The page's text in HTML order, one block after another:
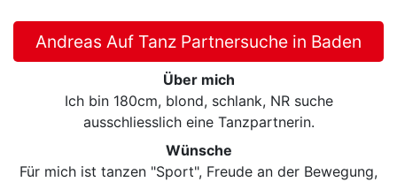
Andreas Auf Tanz Partnersuche in Baden
Über mich
Ich bin 180cm, blond, schlank, NR suche
ausschliesslich eine Tanzpartnerin.
Wünsche
Für mich ist tanzen "Sport", Freude an der Bewegung,